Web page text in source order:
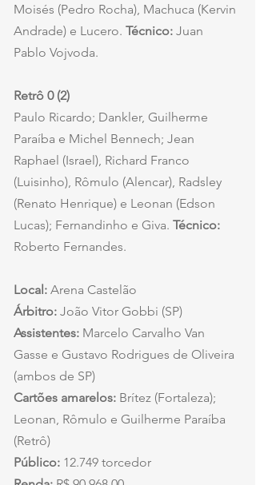
Moisés (Pedro Rocha), Machuca (Kervin
Andrade) e Lucero. Técnico: Juan
Pablo Vojvoda.
Retrô 0 (2)
Paulo Ricardo; Dankler, Guilherme
Paraíba e Michel Bennech; Jean
Raphael (Israel), Richard Franco
(Luisinho), Rômulo (Alencar), Radsley
(Renato Henrique) e Leonan (Edson
Lucas); Fernandinho e Giva. Técnico:
Roberto Fernandes.
Local: Arena Castelão
Árbitro: João Vitor Gobbi (SP)
Assistentes: Marcelo Carvalho Van
Gasse e Gustavo Rodrigues de Oliveira
(ambos de SP)
Cartões amarelos: Brítez (Fortaleza);
Leonan, Rômulo e Guilherme Paraíba
(Retrô)
Público: 12.749 torcedor